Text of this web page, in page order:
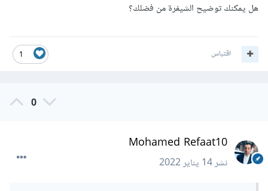
هل يمكنك توضيح الشيفرة من فضلك؟
1 اقتباس
0
Mohamed Refaat10
نشر14 يناير 2022